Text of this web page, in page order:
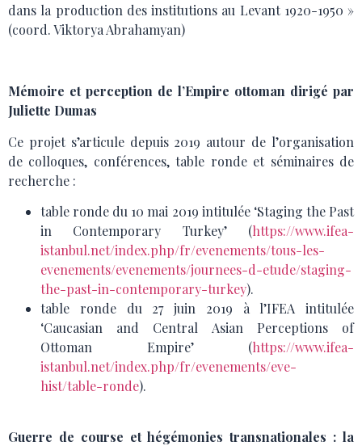
dans la production des institutions au Levant 1920-1950 »
(coord. Viktorya Abrahamyan)
Mémoire et perception de l’Empire ottoman dirigé par
Juliette Dumas
Ce projet s’articule depuis 2019 autour de l’organisation
de colloques, conférences, table ronde et séminaires de
recherche :
table ronde du 10 mai 2019 intitulée ‘Staging the Past
in Contemporary Turkey’ (https://www.ifea-
istanbul.net/index.php/fr/evenements/tous-les-
evenements/evenements/journees-d-etude/staging-
the-past-in-contemporary-turkey).
table ronde du 27 juin 2019 à l’IFEA intitulée
‘Caucasian and Central Asian Perceptions of
Ottoman Empire’ (https://www.ifea-
istanbul.net/index.php/fr/evenements/eve-
hist/table-ronde).
Guerre de course et hégémonies transnationales : la